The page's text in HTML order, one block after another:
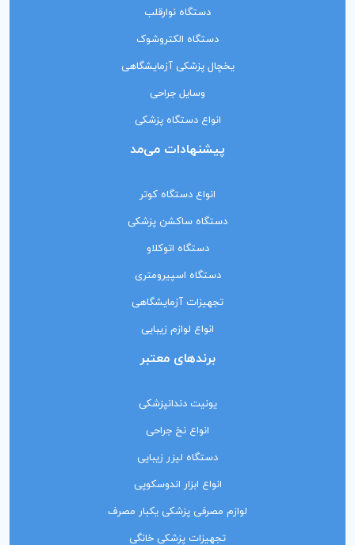
دستگاه نوارقلب
دستگاه الکتروشوک
یخچال پزشکی آزمایشگاهی
وسایل جراحی
انواع دستگاه پزشکی
پیشنهادات می‌مد
انواع دستگاه کوتر
دستگاه ساکشن پزشکی
دستگاه اتوکلاو
دستگاه اسپیرومتری
تجهیزات آزمایشگاهی
انواع لوازم زیبایی
برندهای معتبر
یونیت دندانپزشکی
انواع نخ جراحی
دستگاه لیزر زیبایی
انواع ابزار اندوسکوپی
لوازم مصرفی پزشکی یکبار مصرف
تجهیزات پزشکی خانگی